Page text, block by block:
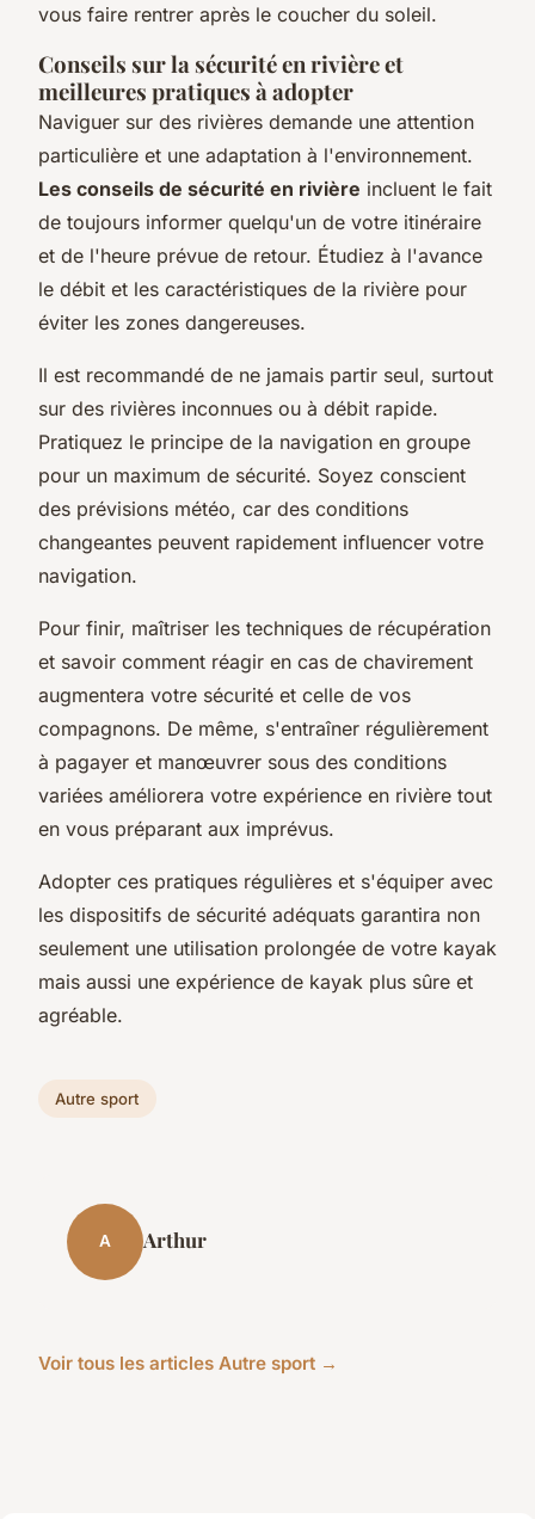
vous faire rentrer après le coucher du soleil.
Conseils sur la sécurité en rivière et
meilleures pratiques à adopter
Naviguer sur des rivières demande une attention
particulière et une adaptation à l'environnement.
Les conseils de sécurité en rivière incluent le fait
de toujours informer quelqu'un de votre itinéraire
et de l'heure prévue de retour. Étudiez à l'avance
le débit et les caractéristiques de la rivière pour
éviter les zones dangereuses.
Il est recommandé de ne jamais partir seul, surtout
sur des rivières inconnues ou à débit rapide.
Pratiquez le principe de la navigation en groupe
pour un maximum de sécurité. Soyez conscient
des prévisions météo, car des conditions
changeantes peuvent rapidement influencer votre
navigation.
Pour finir, maîtriser les techniques de récupération
et savoir comment réagir en cas de chavirement
augmentera votre sécurité et celle de vos
compagnons. De même, s'entraîner régulièrement
à pagayer et manœuvrer sous des conditions
variées améliorera votre expérience en rivière tout
en vous préparant aux imprévus.
Adopter ces pratiques régulières et s'équiper avec
les dispositifs de sécurité adéquats garantira non
seulement une utilisation prolongée de votre kayak
mais aussi une expérience de kayak plus sûre et
agréable.
Autre sport
A Arthur
Voir tous les articles Autre sport →